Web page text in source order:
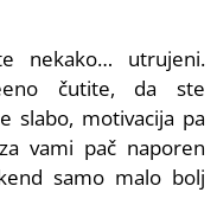
nekako… utrujeni.
čutite, da ste
slabo, motivacija pa
vami pač naporen
samo malo bolj